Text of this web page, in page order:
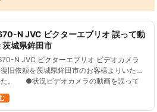
N JVC ビクターエブリオ 誤って動
茨城県鉾田市
N JVC ビクターエブリオ ビデオカメラ
旧依頼を茨城県鉾田市のお客様よりいた
た。 ●状況ビデオカメラの動画を誤って